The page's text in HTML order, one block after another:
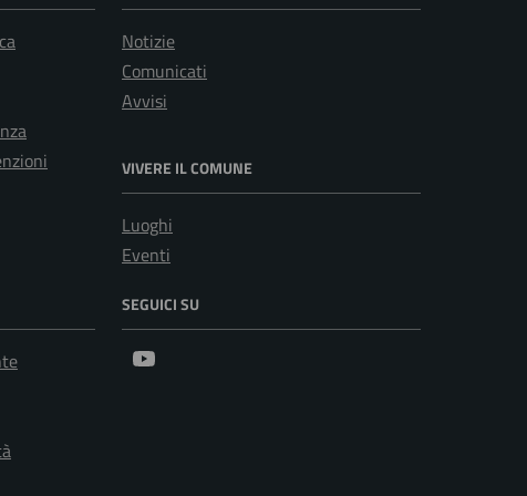
Notizie
Comunicati
Avvisi
VIVERE IL COMUNE
Luoghi
Eventi
SEGUICI SU